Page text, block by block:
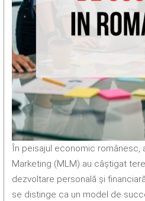
În peisajul economic românesc,
Marketing (MLM) au câștigat
dezvoltare personală și
se distinge ca un model de